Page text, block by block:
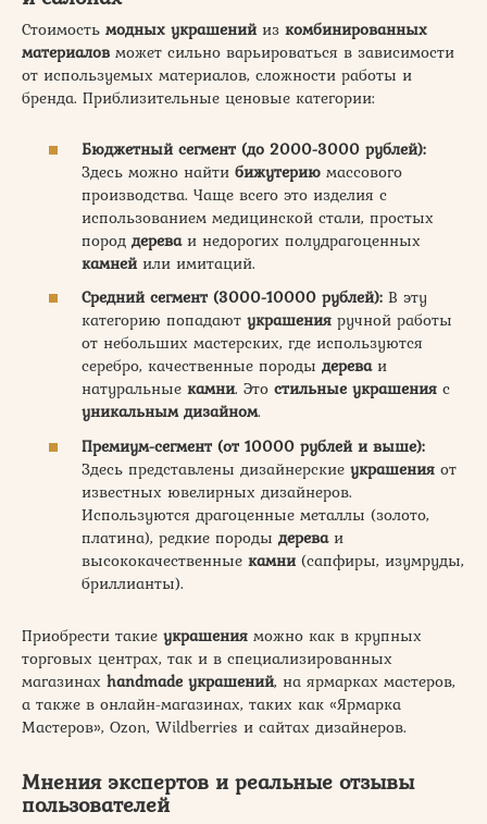
Стоимость модных украшенийиз комбинированных
материалов может сильно варьироваться в зависимости
от используемых материалов, сложности работы и
бренда. Приблизительные ценовые категории:
Бюджетный сегмент (до 2000-3000 рублей):
Здесь можно найти бижутерию массового
производства. Чаще всего это изделия с
использованием медицинской стали, простых
пород дереваи недорогих полудрагоценных
камнейили имитаций.
Средний сегмент (3000-10000 рублей): В эту
категорию попадают украшения ручной работы
от небольших мастерских, где используются
серебро, качественные породы дереваи
натуральные камни. Это стильные украшения с
уникальным дизайном.
Премиум-сегмент (от 10000 рублей и выше):
Здесь представлены дизайнерские украшения от
известных ювелирных дизайнеров.
Используются драгоценные металлы (золото,
платина), редкие породы дереваи
высококачественные камни(сапфиры, изумруды,
бриллианты).
Приобрести такие украшения можно как в крупных
торговых центрах, так и в специализированных
магазинах handmade украшений, на ярмарках мастеров,
а также в онлайн-магазинах, таких как «Ярмарка
Мастеров», Ozon, Wildberries и сайтах дизайнеров.
Мнения экспертов и реальные отзывы
пользователей